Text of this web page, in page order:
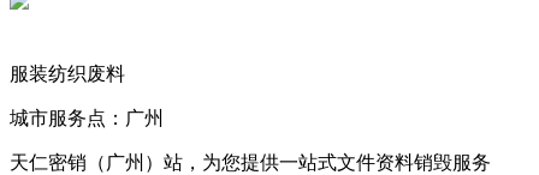
服装纺织废料
城市服务点：广州
天仁密销（广州）站，为您提供一站式文件资料销毁服务